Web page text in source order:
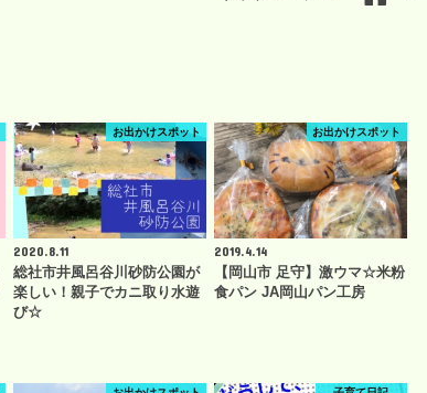
お出かけスポット
2020.8.11
総社市井風呂谷川砂防公園が
楽しい！親子でカニ取り水遊
び☆
お出かけスポット
2019.4.14
【岡山市 足守】激ウマ☆米粉
食パン JA岡山パン工房